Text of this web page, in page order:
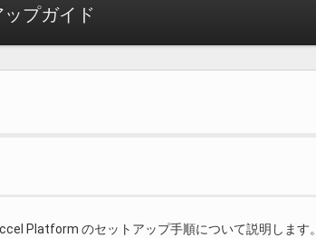
プガイド
Platform のセットアップ手順について説明します。